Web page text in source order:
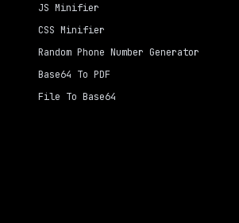
JS Minifier
CSS Minifier
Random Phone Number Generator
Base64 To PDF
File To Base64